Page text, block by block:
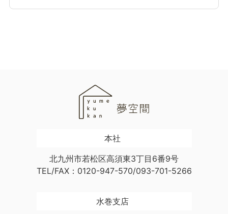
本社
北九州市若松区高須東3丁目6番9号
TEL/FAX：0120-947-570/093-701-5266
水巻支店